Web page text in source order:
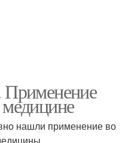
нашли применение во